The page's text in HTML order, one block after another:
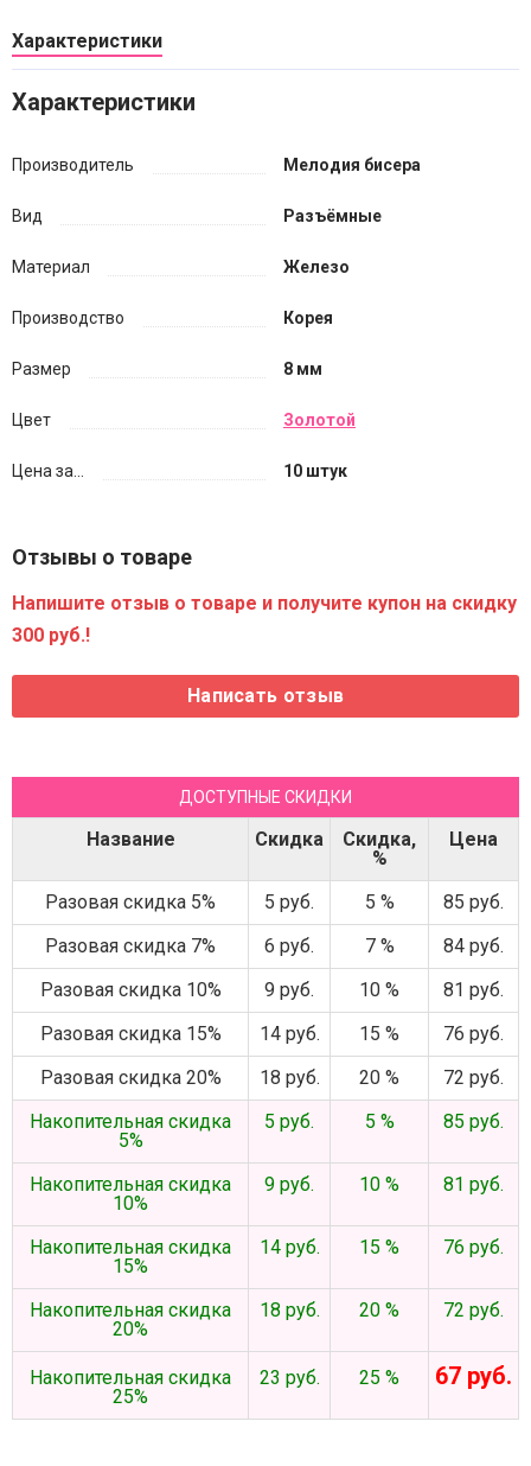
Характеристики
Характеристики
Производитель Мелодия бисера
Вид Разъёмные
Материал Железо
Производство Корея
Размер 8 мм
Цвет Золотой
Цена за... 10 штук
Отзывы о товаре
Напишите отзыв о товаре и получите купон на скидку
300 руб.!
ДОСТУПНЫЕ СКИДКИ
Название Скидка
Скидка,
%
Цена
Разовая скидка 5% 5 руб. 5 %
85 руб.
Разовая скидка 7%
6 руб. 7 %
84 руб.
Разовая скидка 10%
9 руб. 10 %
81 руб.
Разовая скидка 15%
14 руб. 15 %
76 руб.
Разовая скидка 20%
18 руб. 20 %
72 руб.
Накопительная скидка
5%
5 руб. 5 % 85 руб.
Накопительная скидка
10%
9 руб. 10 % 81 руб.
Накопительная скидка
15%
14 руб. 15 % 76 руб.
Накопительная скидка
20%
18 руб. 20 % 72 руб.
Накопительная скидка
25%
23 руб. 25 % 67 руб.